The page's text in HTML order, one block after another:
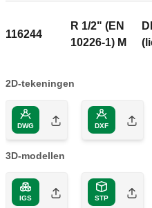
116244
R 1/2" (EN
10226-1) M
2D-tekeningen
DWG DXF
3D-modellen
IGS STP